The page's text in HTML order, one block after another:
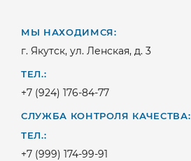
МЫ НАХОДИМСЯ:
г. Якутск, ул. Ленская, д. 3
ТЕЛ.:
+7 (924) 176-84-77
СЛУЖБА КОНТРОЛЯ КАЧЕСТВА:
ТЕЛ.:
+7 (999) 174-99-91